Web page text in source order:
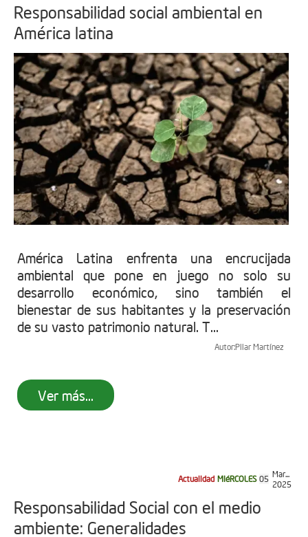
Responsabilidad social ambiental en
América latina
América Latina enfrenta una encrucijada
ambiental que pone en juego no solo su
desarrollo económico, sino también el
bienestar de sus habitantes y la preservación
de su vasto patrimonio natural. T...
Autor:Pilar Martínez
Ver más...
Actualidad MIéRCOLES 05 Mar...
2025
Responsabilidad Social con el medio
ambiente: Generalidades